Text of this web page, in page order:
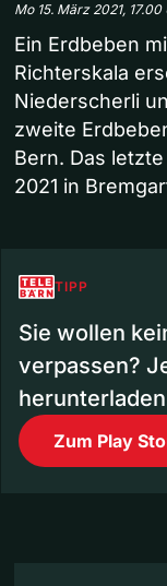
Mo 15. März 2021, 17.00
Ein Erdbeben
Richterskala
Niederscherli
zweite
Bern. Das
2021 in
TIPP
Sie wollen
verpassen?
Zum Play